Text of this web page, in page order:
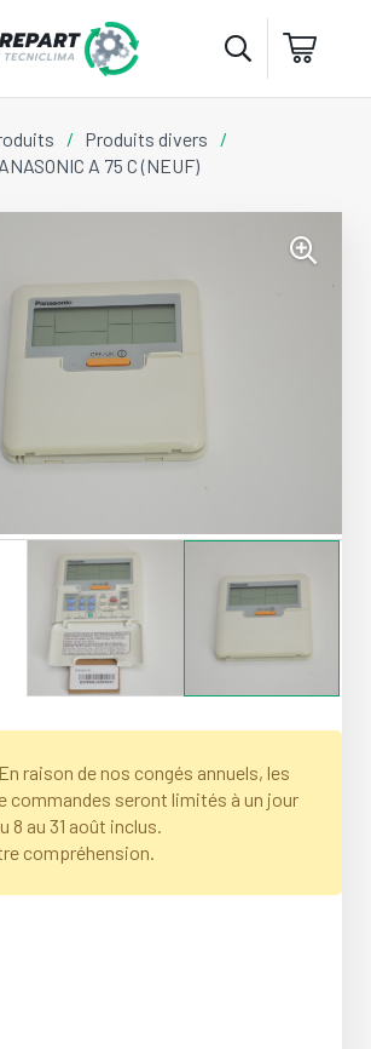
/ Produits divers
/
A 75 C (NEUF)
raison de nos congés annuels, les
commandes seront limités à un jour
8 au 31 août inclus.
compréhension.